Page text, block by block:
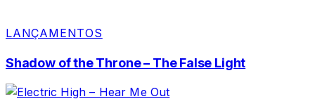
LANÇAMENTOS
Shadow of the Throne – The False Light